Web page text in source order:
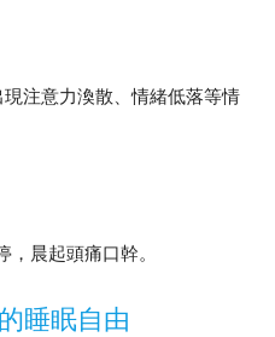
注意力渙散、情緒低落等情
晨起頭痛口幹。
睡眠自由